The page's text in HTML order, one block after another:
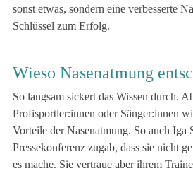
sonst etwas, sondern eine verbesserte
Schlüssel zum Erfolg.
Wieso Nasenatmung
So langsam sickert das Wissen durch.
Profisportler:innen oder Sänger:innen
Vorteile der Nasenatmung. So auch Iga
Pressekonferenz zugab, dass sie nicht
es mache. Sie vertraue aber ihrem